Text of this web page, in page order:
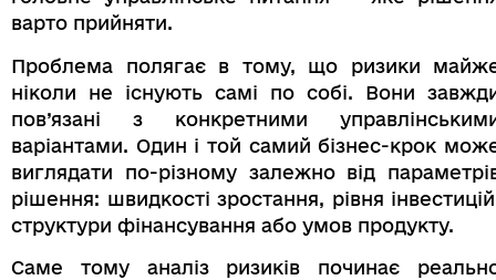
варто прийняти.
Проблема полягає в тому, що ризики
ніколи не існують самі по собі. Вони
пов’язані з конкретними
варіантами. Один і той самий бізнес-крок
виглядати по-різному залежно від
рішення: швидкості зростання, рівня
структури фінансування або умов продукту.
Саме тому аналіз ризиків починає